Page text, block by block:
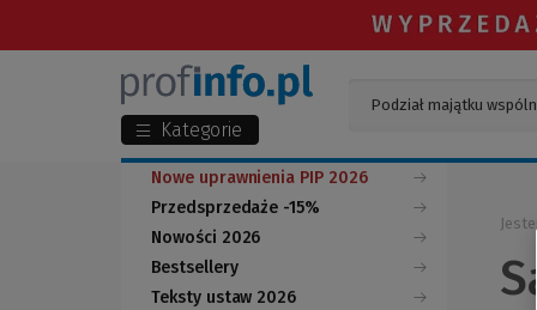
Kategorie
Nowe uprawnienia PIP 2026
Przedsprzedaże -15%
Nowości 2026
Bestsellery
Teksty ustaw 2026